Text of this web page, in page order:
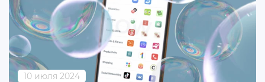
кампаниями с разных ...
10 июля 2024